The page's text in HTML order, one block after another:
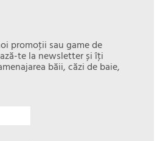
promoţii sau game de
te la newsletter și îţi
băii, căzi de baie,